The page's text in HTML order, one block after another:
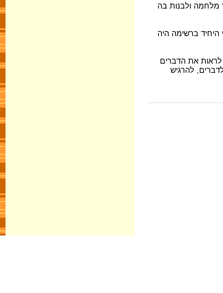
מלחמה ולבנות בה
היחיד ברשימה היה
לראות את הדברים
להרגיש